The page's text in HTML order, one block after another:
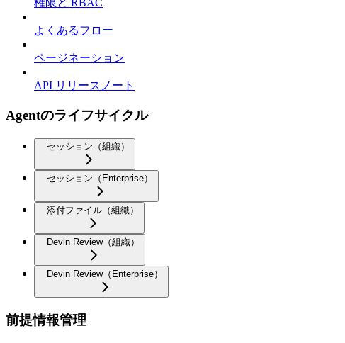
よくあるフロー
ページネーション
API リリースノート
Agentのライフサイクル
セッション（組織）
セッション（Enterprise）
添付ファイル（組織）
Devin Review（組織）
Devin Review（Enterprise）
前提情報管理